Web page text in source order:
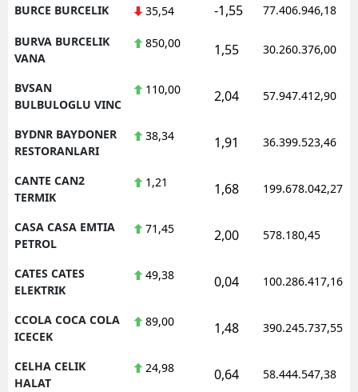
BURCE BURCELIK 35,54 -1,55 77.406.946,18
BURVA BURCELIK
VANA
850,00 1,55 30.260.376,00
BVSAN
BULBULOGLU VINC
110,00 2,04 57.947.412,90
BYDNR BAYDONER
RESTORANLARI
38,34 1,91 36.399.523,46
CANTE CAN2
TERMIK
1,21 1,68 199.678.042,27
CASA CASA EMTIA
PETROL
71,45 2,00 578.180,45
CATES CATES
ELEKTRIK
49,38 0,04 100.286.417,16
CCOLA COCA COLA
ICECEK
89,00 1,48 390.245.737,55
CELHA CELIK
HALAT
24,98 0,64 58.444.547,38